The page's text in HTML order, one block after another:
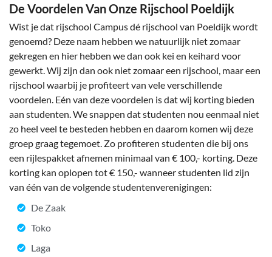
De Voordelen Van Onze Rijschool Poeldijk
Wist je dat rijschool Campus dé rijschool van Poeldijk wordt
genoemd? Deze naam hebben we natuurlijk niet zomaar
gekregen en hier hebben we dan ook kei en keihard voor
gewerkt. Wij zijn dan ook niet zomaar een rijschool, maar een
rijschool waarbij je profiteert van vele verschillende
voordelen. Eén van deze voordelen is dat wij korting bieden
aan studenten. We snappen dat studenten nou eenmaal niet
zo heel veel te besteden hebben en daarom komen wij deze
groep graag tegemoet. Zo profiteren studenten die bij ons
een rijlespakket afnemen minimaal van € 100,- korting. Deze
korting kan oplopen tot € 150,- wanneer studenten lid zijn
van één van de volgende studentenverenigingen:
De Zaak
Toko
Laga